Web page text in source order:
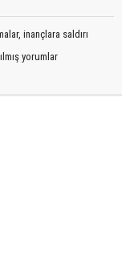
inançlara saldırı
yorumlar